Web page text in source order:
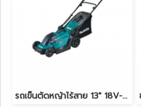
รถเข็นตัดหญ้าไร้สาย 13" 18V-LXT MAKITA DLM330Z ตัวเครื่องเปล่า